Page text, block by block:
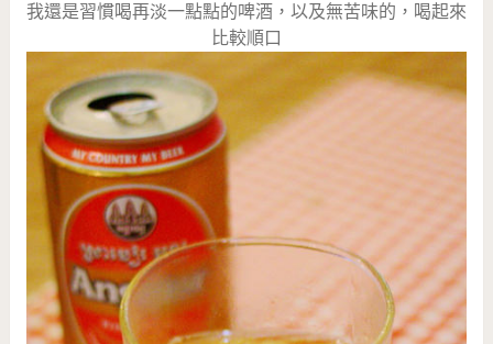
我還是習慣喝再淡一點點的啤酒，以及無苦味的，喝起來
比較順口